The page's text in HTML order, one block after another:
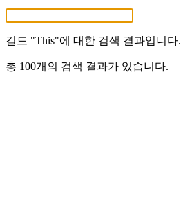
길드 "This"에 대한 검색 결과입니다.
총 100개의 검색 결과가 있습니다.